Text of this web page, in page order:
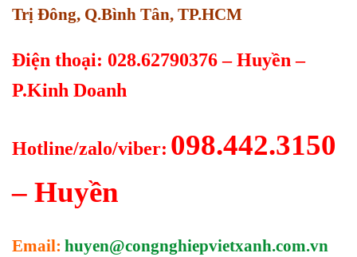
Trị Đông, Q.Bình Tân, TP.HCM
Điện thoại: 028.62790376 – Huyền –
P.Kinh Doanh
Hotline/zalo/viber: 098.442.3150
– Huyền
Email: huyen@congnghiepvietxanh.com.vn